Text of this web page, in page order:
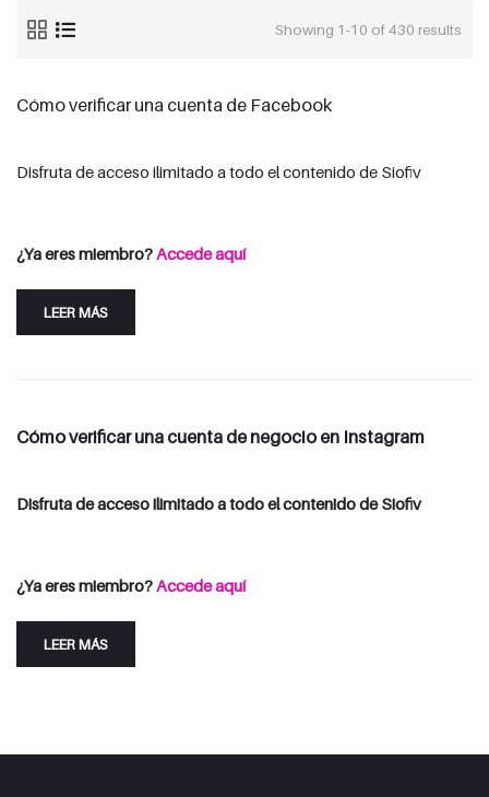
Showing 1-10 of 430 results
Cómo verificar una cuenta de Facebook
Disfruta de acceso ilimitado a todo el contenido de Siofiv
¿Ya eres miembro?Accede aquí
LEER MÁS
Cómo verificar una cuenta de negocio en Instagram
Disfruta de acceso ilimitado a todo el contenido de Siofiv
¿Ya eres miembro?Accede aquí
LEER MÁS